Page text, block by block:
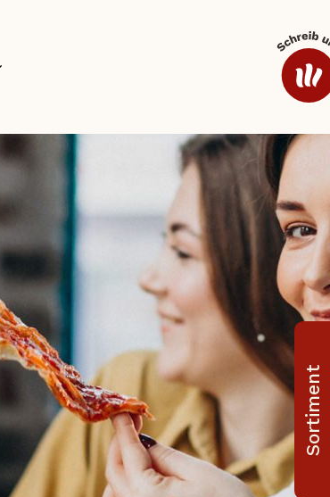
Kaffee
Sortiment